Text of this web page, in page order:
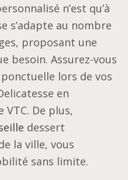
n’est qu’à
s’adapte au nombre
proposant une
besoin. Assurez-vous
lors de vos
en
VTC. De plus,
dessert
la ville, vous
sans limite.